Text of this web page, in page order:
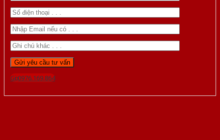
Gọi 0976.169.864